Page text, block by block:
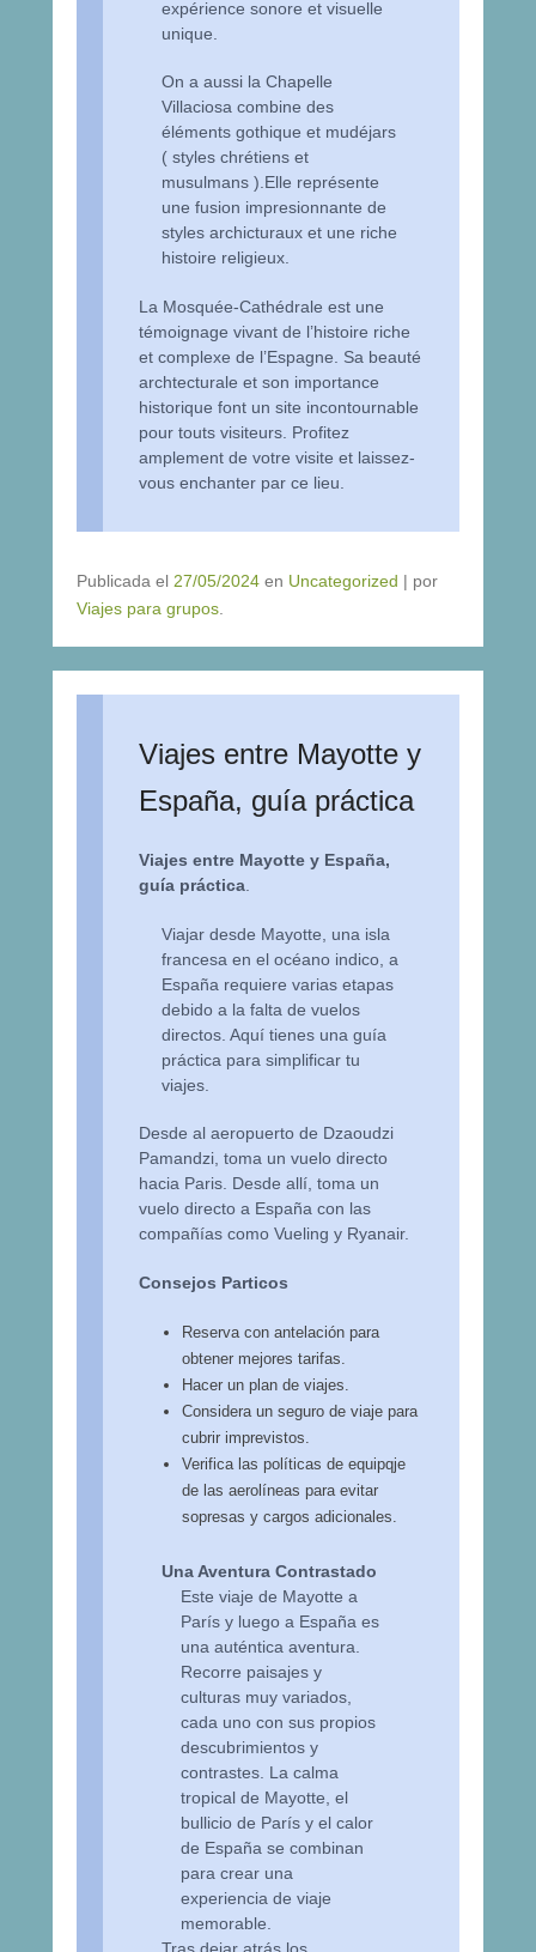
expérience sonore et visuelle
unique.
On a aussi la Chapelle
Villaciosa combine des
éléments gothique et mudéjars
( styles chrétiens et
musulmans ).Elle représente
une fusion impresionnante de
styles archicturaux et une riche
histoire religieux.
La Mosquée-Cathédrale est une
témoignage vivant de l’histoire riche
et complexe de l’Espagne. Sa beauté
archtecturale et son importance
historique font un site incontournable
pour touts visiteurs. Profitez
amplement de votre visite et laissez-
vous enchanter par ce lieu.
Publicada el 27/05/2024 en Uncategorized | por
Viajes para grupos
Viajes entre Mayotte y
España, guía práctica
Viajes entre Mayotte y España,
guía práctica
Viajar desde Mayotte, una isla
francesa en el océano indico, a
España requiere varias etapas
debido a la falta de vuelos
directos. Aquí tienes una guía
práctica para simplificar tu
viajes.
Desde al aeropuerto de Dzaoudzi
Pamandzi, toma un vuelo directo
hacia Paris. Desde allí, toma un
vuelo directo a España con las
compañías como Vueling y Ryanair.
Consejos Particos
Reserva con antelación para
obtener mejores tarifas.
Hacer un plan de viajes.
Considera un seguro de viaje para
cubrir imprevistos.
Verifica las políticas de equipqje
de las aerolíneas para evitar
sopresas y cargos adicionales.
Una Aventura Contrastado
Este viaje de Mayotte a
París y luego a España es
una auténtica aventura.
Recorre paisajes y
culturas muy variados,
cada uno con sus propios
descubrimientos y
contrastes. La calma
tropical de Mayotte, el
bullicio de París y el calor
de España se combinan
para crear una
experiencia de viaje
memorable.